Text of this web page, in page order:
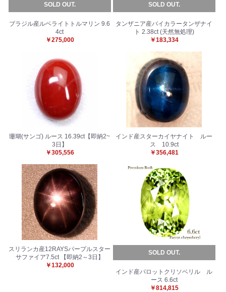
SOLD OUT.
ブラジル産ルベライトトルマリン 9.6
4ct
￥275,000
SOLD OUT.
タンザニア産バイカラータンザナイ
ト 2.38ct (天然無処理)
￥183,334
珊瑚(サンゴ) ルース 16.39ct【即納2~
3日】
￥305,556
インド産スターカイヤナイト ルー
ス 10.9ct
￥356,481
スリランカ産12RAYSパープルスター
サファイア7.5ct 【即納2～3日】
￥132,000
SOLD OUT.
インド産パロットクリソベリル ル
ース 6.6ct
￥814,815